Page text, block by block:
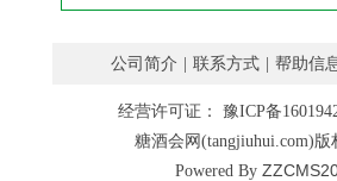
公司简介 联系方式 帮助信
经营许可证： 豫ICP备
糖酒会网(tangjiuhui.com)
Powered By